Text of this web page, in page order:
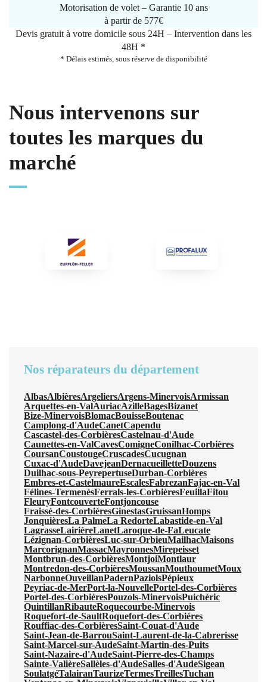
Motorisation de volet – Garantie 10 ans
à partir de 577€
Devis gratuit à votre domicile sous 24H – Intervention dans les
48H *
* Délais estimés, sous réserve de disponibilité
Nous intervenons sur
toutes les marques du
marché
Nos réparateurs du département
AlbasAlbièresArgeliersArgens-MinervoisArmissan
Arquettes-en-ValAuriacAzilleBagesBizanet
Bize-MinervoisBlomacBouisseBoutenac
Camplong-d'AudeCanetCapendu
Cascastel-des-CorbièresCastelnau-d'Aude
Caunettes-en-ValCavesComigneConilhac-Corbières
CoursanCoustougeCruscadesCucugnan
Cuxac-d'AudeDavejeanDernacueilletteDouzens
Duilhac-sous-PeyrepertuseDurban-Corbières
Embres-et-CastelmaureEscalesFabrezanFajac-en-Val
Félines-TermenèsFerrals-les-CorbièresFeuillaFitou
FleuryFontcouverteFontjoncouse
Fraissé-des-CorbièresGinestasGruissanHomps
JonquièresLa PalmeLa RedorteLabastide-en-Val
LagrasseLairièreLanetLaroque-de-FaLeucate
Lézignan-CorbièresLuc-sur-OrbieuMailhacMaisons
MarcorignanMassacMayronnesMirepeisset
Montbrun-des-CorbièresMontjoiMontlaur
Montredon-des-CorbièresMoussanMouthoumetMoux
NarbonneOuveillanPadernPaziolsPépieux
Peyriac-de-MerPort-la-NouvellePortel-des-Corbières
Portel-des-CorbièresPouzols-MinervoisPuichéric
QuintillanRibauteRoquecourbe-Minervois
Roquefort-de-SaultRoquefort-des-Corbières
Rouffiac-des-CorbièresSaint-Couat-d'Aude
Saint-Jean-de-BarrouSaint-Laurent-de-la-Cabrerisse
Saint-Marcel-sur-AudeSaint-Martin-des-Puits
Saint-Nazaire-d'AudeSaint-Pierre-des-Champs
Sainte-ValièreSallèles-d'AudeSalles-d'AudeSigean
SoulatgéTalairanTaurizeTermesTreillesTuchan